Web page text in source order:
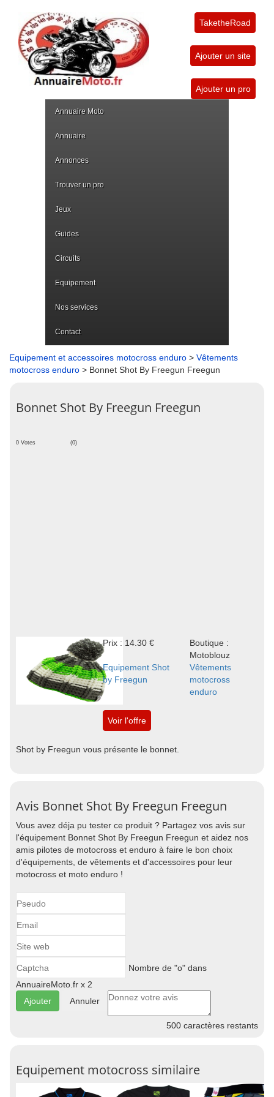
TaketheRoad
Ajouter un site
Ajouter un pro
Annuaire Moto
Annuaire
Annonces
Trouver un pro
Jeux
Guides
Circuits
Equipement
Nos services
Contact
Equipement et accessoires motocross enduro > Vêtements
motocross enduro > Bonnet Shot By Freegun Freegun
Bonnet Shot By Freegun Freegun
0 Votes (0)
Prix : 14.30 €
Boutique :
Motoblouz
Equipement Shot
by Freegun
Vêtements
motocross
enduro
Voir l'offre
Shot by Freegun vous présente le bonnet.
Avis Bonnet Shot By Freegun Freegun
Vous avez déja pu tester ce produit ? Partagez vos avis sur
l'équipement Bonnet Shot By Freegun Freegun et aidez nos
amis pilotes de motocross et enduro à faire le bon choix
d'équipements, de vêtements et d'accessoires pour leur
motocross et moto enduro !
Nombre de "o" dans
AnnuaireMoto.fr x 2
Annuler
500 caractères restants
Equipement motocross similaire